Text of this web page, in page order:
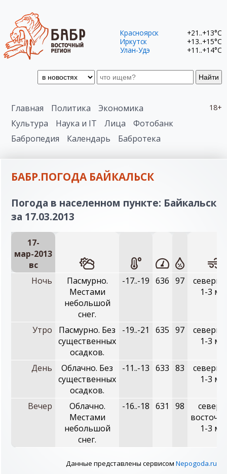
Найти
Красноярск
+21..+13°C
Иркутск
+13..+15°C
Улан-Удэ
+11..+14°C
18+
Главная Политика
Экономика
Культура
Наука и IT Лица
Фотобанк
Бабропедия
Календарь Бабротека
БАБР.ПОГОДА БАЙКАЛЬСК
Погода в населенном пункте: Байкальск
за 17.03.2013
17-
мар-2013
вc
Ночь
Пасмурно.
Местами
небольшой
снег.
-17..-19 636 97
1-3 м/с
Утро
Пасмурно. Без
существенных
осадков.
-19..-21 635 97
1-3 м/с
День
Облачно. Без
существенных
осадков.
-11..-13 633 83
1-3 м/с
Вечер
Облачно.
Местами
небольшой
снег.
-16..-18 631 98
1-3 м/с
Данные представлены сервисом Nepogoda.ru